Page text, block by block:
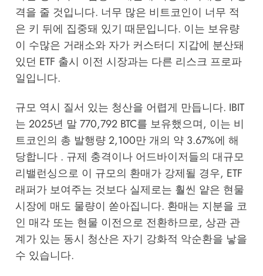
격을 줄 것입니다. 너무 많은 비트코인이 너무 적
은 키 뒤에 집중돼 있기 때문입니다. 이는 보유량
이 수많은 거래소와 자가 커스터디 지갑에 분산돼
있던 ETF 출시 이전 시장과는 다른 리스크 프로파
일입니다.
규모 역시 질서 있는 청산을 어렵게 만듭니다. IBIT
는 2025년 말 770,792 BTC를 보유했으며, 이는 비
트코인의 총 발행량 2,100만 개의 약 3.67%에 해
당합니다 . 규제 충격이나 어드바이저들의 대규모
리밸런싱으로 이 규모의 환매가 강제될 경우, ETF
래퍼가 보여주는 것보다 실제로는 훨씬 얕은 현물
시장에 매도 물량이 쏟아집니다. 환매는 지분을 코
인 매각 또는 현물 이전으로 전환하므로, 상관 관
계가 있는 동시 청산은 자기 강화적 악순환을 낳을
수 있습니다.